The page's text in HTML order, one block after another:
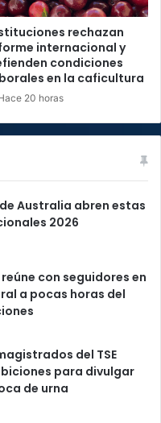
rechazan
internacional y
condiciones
en la caficultura
20 horas
de Australia abren estas
2026
con seguidores en
a pocas horas del
del TSE
para divulgar
de urna